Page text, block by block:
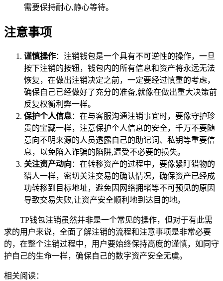
需要保持耐心,静心等待。
注意事项
谨慎操作：注销钱包是一个具有不可逆性的操作，一旦
按下注销的按钮，钱包内的所有信息和资产将永远无法
恢复，在做出注销决定之前，一定要经过慎重的考虑，
确保自己已经做好了充分的准备,就像在做出重大决策前
反复权衡利弊一样。
保护个人信息：在与客服沟通注销事宜时，要像守护珍
贵的宝藏一样，注意保护个人信息的安全，千万不要随
意向不明来源的人员透露自己的助记词、私钥等重要信
息，以免陷入诈骗的陷阱,遭受不必要的损失。
关注资产动向 ：在转移资产的过程中，要像紧盯猎物的
猎人一样，密切关注交易的确认情况，确保资产已经成
功转移到目标地址，避免因网络拥堵等不可预见的原因
导致交易失败,让资产安全顺利地到达目的地。
TP钱包注销虽然并非是一个常见的操作，但对于有此需
求的用户来说，全面了解注销的流程和注意事项是非常必要
的，在整个注销过程中，用户要始终保持高度的谨慎，如同守
护自己的生命一样，确保自己的数字资产安全无虞。
相关阅读：